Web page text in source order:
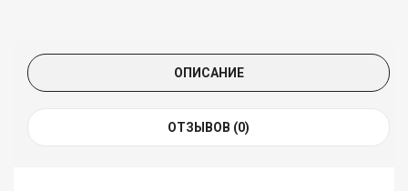
ОПИСАНИЕ
ОТЗЫВОВ (0)